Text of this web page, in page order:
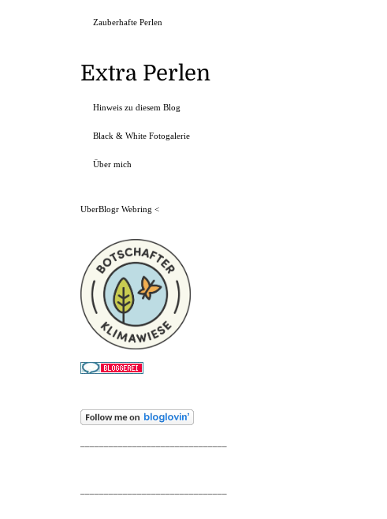
Zauberhafte Perlen
Extra Perlen
Hinweis zu diesem Blog
Black & White Fotogalerie
Über mich
UberBlogr Webring <